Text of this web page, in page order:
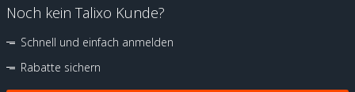
Noch kein Talixo Kunde?
Schnell und einfach anmelden
Rabatte sichern